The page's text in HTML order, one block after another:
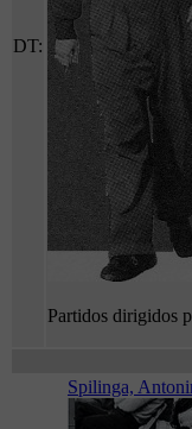
DT:
Partidos dirigidos
Spilinga,